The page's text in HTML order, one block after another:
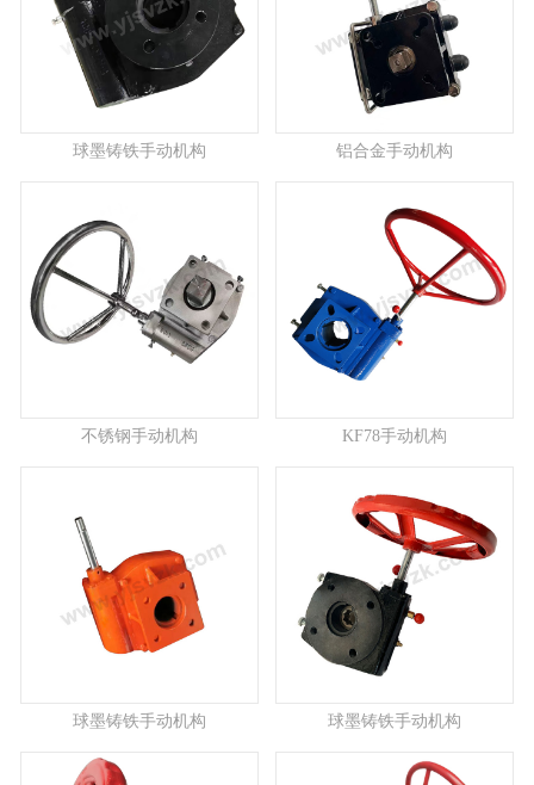
球墨铸铁手动机构 铝合金手动机构
不锈钢手动机构 KF78手动机构
球墨铸铁手动机构 球墨铸铁手动机构